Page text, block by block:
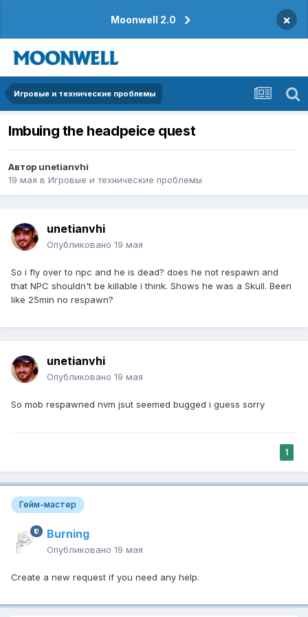
Moonwell 2.0 ×
Игровые и технические проблемы
Imbuing the headpeice quest
Автор unetianvhi
19 мая в Игровые и технические проблемы
unetianvhi
Опубликовано 19 мая
So i fly over to npc and he is dead? does he not respawn and
that NPC shouldn't be killable i think. Shows he was a Skull. Been
like 25min no respawn?
unetianvhi
Опубликовано 19 мая
So mob respawned nvm jsut seemed bugged i guess sorry
1
Гейм-мастер
Burning
Опубликовано 19 мая
Create a new request if you need any help.